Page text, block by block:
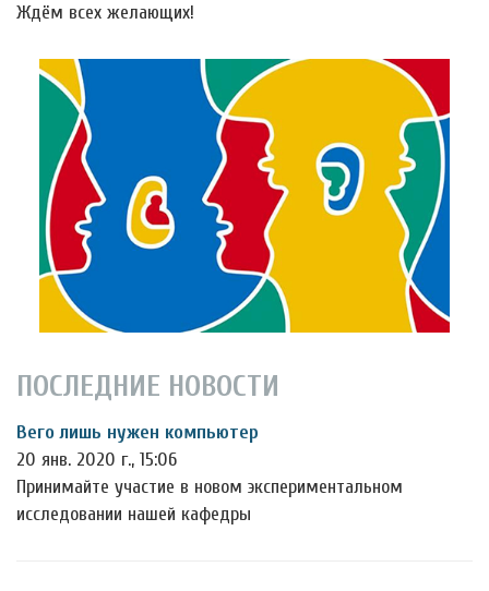
Ждём всех желающих!
ПОСЛЕДНИЕ НОВОСТИ
Вего лишь нужен компьютер
20 янв. 2020 г., 15:06
Принимайте участие в новом экспериментальном
исследовании нашей кафедры